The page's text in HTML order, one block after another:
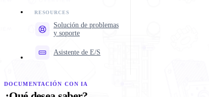
Solución de problemas
y soporte
Asistente de E/S
DOCUMENTACIÓN CON IA